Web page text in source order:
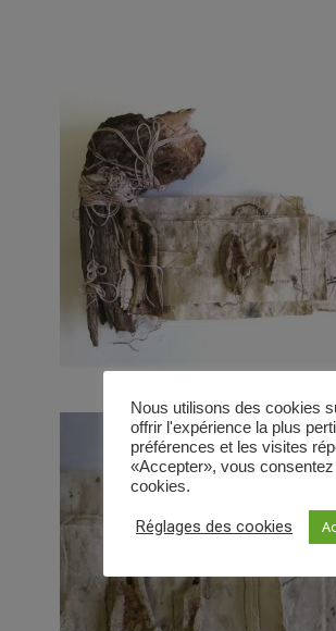
Nous utilisons des cookies
offrir l'expérience la plus
préférences et les visites
«Accepter», vous
cookies.
Réglages des cookies